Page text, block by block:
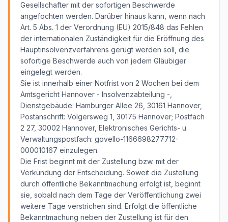
Gesellschafter mit der sofortigen Beschwerde
angefochten werden. Darüber hinaus kann, wenn nach
Art. 5 Abs. 1 der Verordnung (EU) 2015/848 das Fehlen
der internationalen Zuständigkeit für die Eröffnung des
Hauptinsolvenzverfahrens gerügt werden soll, die
sofortige Beschwerde auch von jedem Gläubiger
eingelegt werden.
Sie ist innerhalb einer Notfrist von 2 Wochen bei dem
Amtsgericht Hannover - Insolvenzabteilung -,
Dienstgebäude: Hamburger Allee 26, 30161 Hannover,
Postanschrift: Volgersweg 1, 30175 Hannover; Postfach
2 27, 30002 Hannover, Elektronisches Gerichts- u.
Verwaltungspostfach: govello-1166698277712-
000010167 einzulegen.
Die Frist beginnt mit der Zustellung bzw. mit der
Verkündung der Entscheidung. Soweit die Zustellung
durch öffentliche Bekanntmachung erfolgt ist, beginnt
sie, sobald nach dem Tage der Veröffentlichung zwei
weitere Tage verstrichen sind. Erfolgt die öffentliche
Bekanntmachung neben der Zustellung ist für den